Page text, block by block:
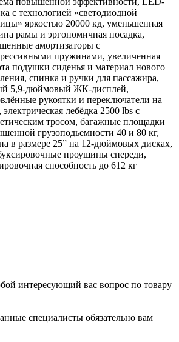
с технологией «светодиодной
яркостью 20000 кд, уменьшенная
рамы и эргономичная посадка,
амортизаторы с
пружинами, увеличенная
подушки сиденья и материал нового
спинка и ручки для пассажира,
5,9-дюймовый ЖК-дисплей,
рукоятки и переключатели на
электрическая лебёдка 2500 lbs с
тросом, багажные площадки
грузоподьемности 40 и 80 кг,
в размере 25” на 12-дюймовых дисках,
проушины спереди,
способность до 612 кг
интересующий вас вопрос по товару
специалисты обязательно вам